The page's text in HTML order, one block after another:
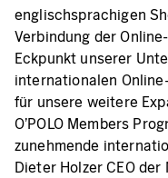
englischsprachigen
Verbindung der
Eckpunkt unserer
internationalen
für unsere weitere
O’POLO Members
zunehmende
Dieter Holzer CEO der